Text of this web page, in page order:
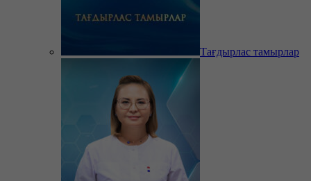
Тағдырлас тамырлар